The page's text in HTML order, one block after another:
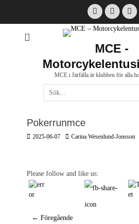
FacebookEmail
MCE -
MCE i Järfälla är klubben för alla
Sök
efter:
Pokerrunmce
Postades
2025-06-07 Författare
Carina Wesenlund-Jonsson
Please follow and like us:
Inläggsnavigering
← Föregående